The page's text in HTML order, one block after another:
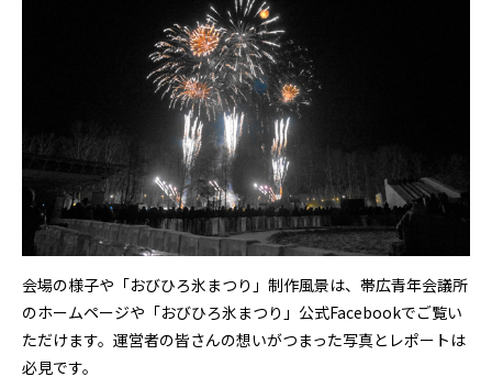
会場の様子や「おびひろ氷まつり」制作風景は、帯広青年会議所
のホームページや「おびひろ氷まつり」公式Facebookでご覧い
ただけます。運営者の皆さんの想いがつまった写真とレポートは
必見です。